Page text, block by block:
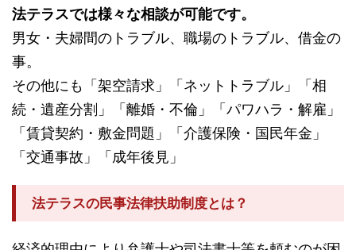
法テラスでは様々な相談が可能です。
男女・夫婦間のトラブル、職場のトラブル、借金の
事。
その他にも「架空請求」「ネットトラブル」「相
続・遺産分割」「離婚・不倫」「パワハラ・解雇」
「賃貸契約・敷金問題」「介護保険・国民年金」
「交通事故」「成年後見」
法テラスの民事法律扶助制度とは？